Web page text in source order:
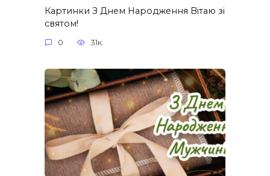
Картинки З Днем Народження Вітаю зі
святом!
0 31к.